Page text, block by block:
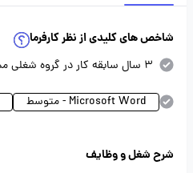
شاخص های کلیدی از نظر کارفرما
3 سال سابقه کار در گروه شغلی مشابه
Microsoft Word - متوسط
شرح شغل و وظایف